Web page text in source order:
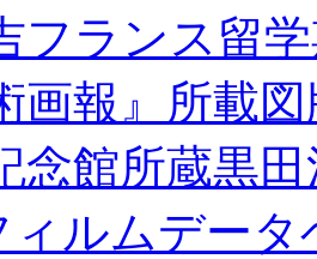
フランス留
画報』所載
念館所蔵黒
ィルムデータ